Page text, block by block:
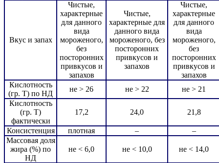
Вкус и запах
Чистые,
характерные
для данного
вида
мороженого,
без
посторонних
привкусов и
запахов
Чистые,
характерные для
данного вида
мороженого, без
посторонних
привкусов и
запахов
Чистые,
характерные
для данного
вида
мороженого,
без
посторонних
привкусов и
запахов
Кислотность
(гр. Т) по НД
не > 26 не > 22
не > 21
Кислотность
(гр. Т)
фактически
17,2 24,0 21,8
Консистенция плотная –
–
Массовая доля
жира (%) по
НД
не < 6,0 не < 10,0 не < 14,0